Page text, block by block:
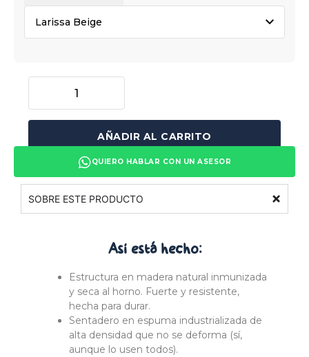
AÑADIR AL CARRITO
QUIERO HABLAR CON UN ASESOR
SOBRE ESTE PRODUCTO
Así está hecho:
Estructura en madera natural inmunizada
y seca al horno. Fuerte y resistente,
hecha para durar.
Sentadero en espuma industrializada de
alta densidad que no se deforma (sí,
aunque lo usen todos).